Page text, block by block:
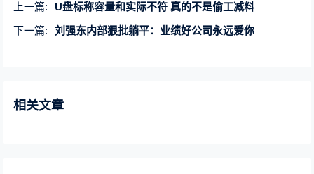
上一篇:
U盘标称容量和实际不符 真的不是偷工减料
下一篇:
刘强东内部狠批躺平：业绩好公司永远爱你
相关文章